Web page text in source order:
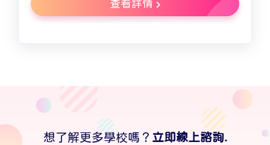
查看詳情
想了解更多學校嗎？ 立即線上諮詢.